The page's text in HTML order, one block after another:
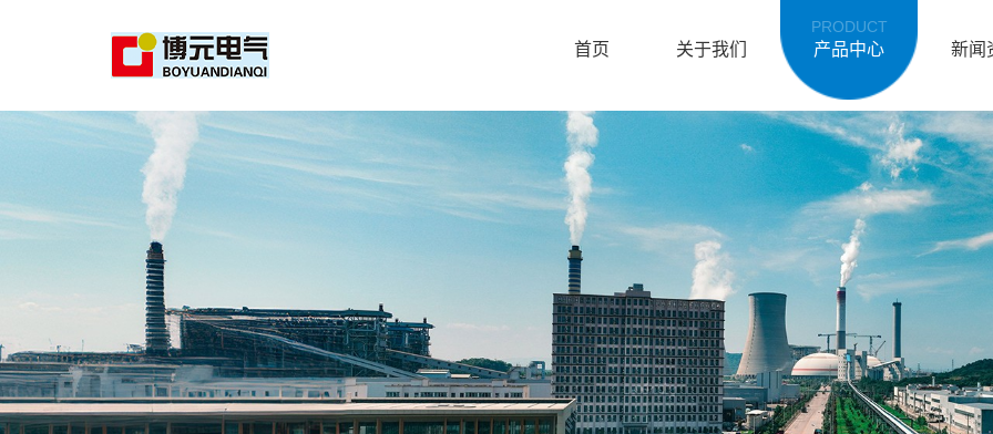
首页 关于我们
PRODUCT
产品中心 新闻